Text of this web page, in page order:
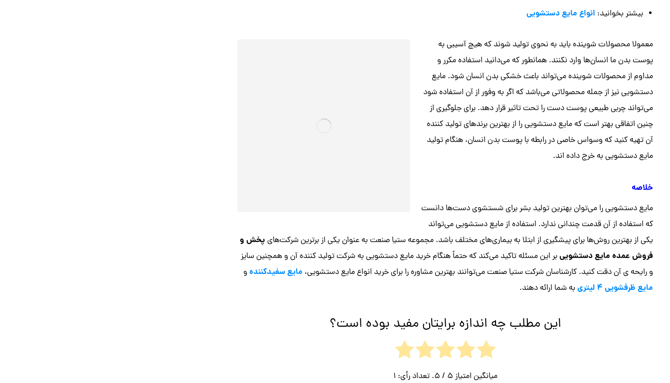
بیشتر بخوانید: انواع مایع دستشویی
معمولا محصولات شوینده باید به نحوی تولید شوند که هیچ آسیبی به
پوست بدن ما انسان‌ها وارد نکنند. همانطور که می‌دانید استفاده مکرر و
مداوم از محصولات شوینده می‌تواند باعث خشکی بدن انسان شود. مایع
دستشویی نیز از جمله محصولاتی می‌باشد که اگر به وفور از آن استفاده شود
می‌تواند چربی طبیعی پوست دست را تحت تاثیر قرار دهد. برای جلوگیری از
چنین اتفاقی بهتر است که مایع دستشویی را از بهترین برندهای تولید کننده
آن تهیه کنید که وسواس خاصی در رابطه با پوست بدن انسان، هنگام تولید
مایع دستشویی به خرج داده اند.
خلاصه
مایع دستشویی را می‌توان بهترین تولید بشر برای شستشوی دست‌ها دانست
که استفاده از آن قدمت چندانی ندارد. استفاده از مایع دستشویی می‌تواند
یکی از بهترین روش‌ها برای پیشگیری از ابتلا به بیماری‌های مختلف باشد. مجموعه ستیا صنعت به عنوان یکی از برترین شرکت‌های پخش و
فروش عمده مایع دستشوییبر این مسئله تاکید می‌کند که حتماً هنگام خرید مایع دستشویی به شرکت تولید کننده آن و همچنین سایز
و رایحه ی آن دقت کنید. کارشناسان شرکت ستیا صنعت می‌توانند بهترین مشاوره را برای خرید انواع مایع دستشویی، مایع سفیدکنندهو
مایع ظرفشویی 4 لیتری به شما ارائه دهند.
این مطلب چه اندازه برایتان مفید بوده است؟
میانگین امتیاز 5 / 5. تعداد رأی: 1